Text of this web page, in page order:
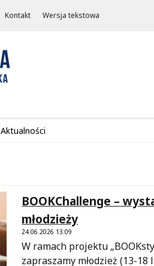
Kontakt Wersja tekstowa
Aktualności
BOOKChallenge –
młodzieży
24.06.2026 13:09
W ramach projektu
zapraszamy młodzież (13-